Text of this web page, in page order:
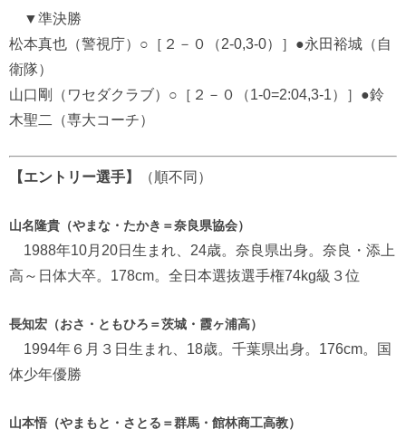
▼準決勝
松本真也（警視庁）○［２－０（2-0,3-0）］●永田裕城（自
衛隊）
山口剛（ワセダクラブ）○［２－０（1-0=2:04,3-1）］●鈴
木聖二（専大コーチ）
【エントリー選手】 （順不同）
山名隆貴（やまな・たかき＝奈良県協会）
1988年10月20日生まれ、24歳。奈良県出身。奈良・添上
高～日体大卒。178cm。全日本選抜選手権74kg級３位
長知宏（おさ・ともひろ＝茨城・霞ヶ浦高）
1994年６月３日生まれ、18歳。千葉県出身。176cm。国
体少年優勝
山本悟（やまもと・さとる＝群馬・館林商工高教）